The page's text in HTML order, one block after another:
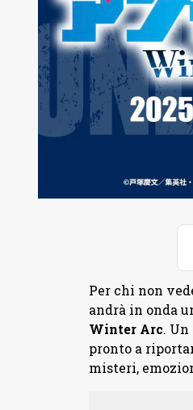
Per chi non
andrà in onda
Winter Arc.
pronto a
misteri,